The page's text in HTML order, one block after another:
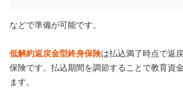
などで準備が可能です。
低解約返戻金型終身保険は払込満了時点で返
保険です。払込期間を調節することで教育資
ます。